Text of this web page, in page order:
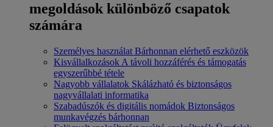
megoldások különböző csapatok
számára
Személyes használat Bárhonnan elérhető eszközök
Kisvállalkozások A távoli hozzáférés és támogatás
egyszerűbbé tétele
Nagyobb vállalatok Skálázható és biztonságos
nagyvállalati informatika
Szabadúszók és digitális nomádok Biztonságos
munkavégzés bárhonnan